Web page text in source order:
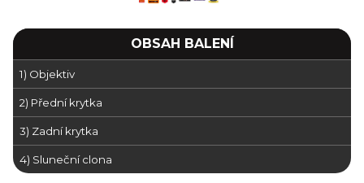
OBSAH BALENÍ
1) Objektiv
2) Přední krytka
3) Zadní krytka
4) Sluneční clona